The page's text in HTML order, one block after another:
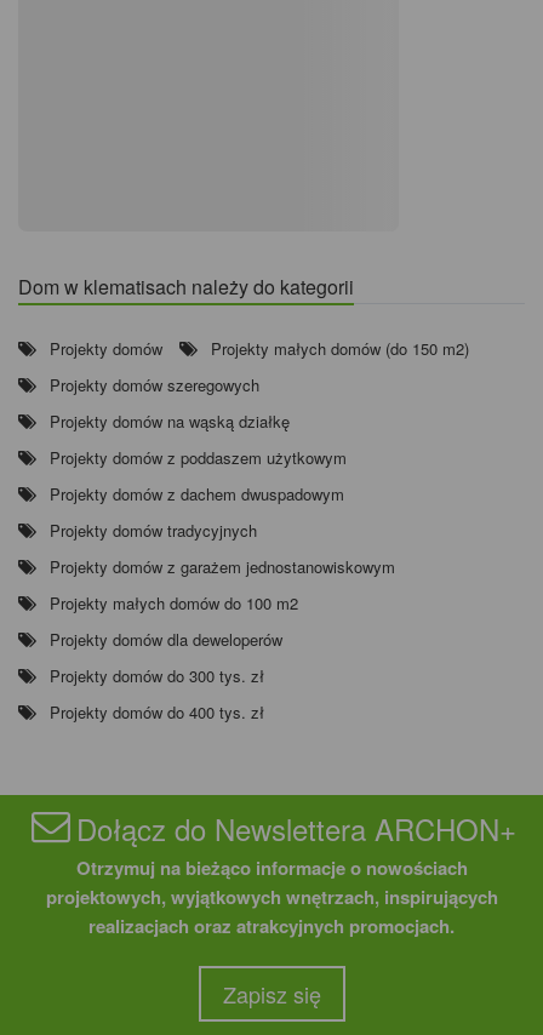
Dom w klematisach należy do kategorii
Projekty domów
Projekty małych domów (do 150 m2)
Projekty domów szeregowych
Projekty domów na wąską działkę
Projekty domów z poddaszem użytkowym
Projekty domów z dachem dwuspadowym
Projekty domów tradycyjnych
Projekty domów z garażem jednostanowiskowym
Projekty małych domów do 100 m2
Projekty domów dla deweloperów
Projekty domów do 300 tys. zł
Projekty domów do 400 tys. zł
Dołącz do Newslettera ARCHON+
Otrzymuj na bieżąco informacje o nowościach
projektowych, wyjątkowych wnętrzach, inspirujących
realizacjach oraz atrakcyjnych promocjach.
Zapisz się